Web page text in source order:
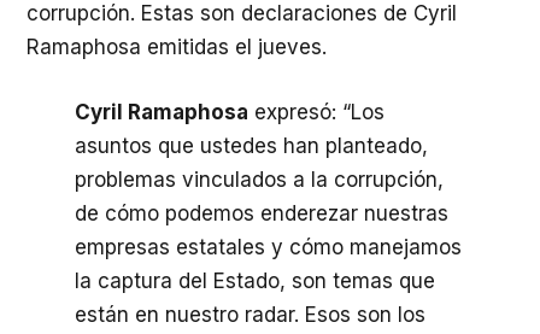
corrupción. Estas son declaraciones de Cyril
Ramaphosa emitidas el jueves.
Cyril Ramaphosa expresó: “Los
asuntos que ustedes han planteado,
problemas vinculados a la corrupción,
de cómo podemos enderezar nuestras
empresas estatales y cómo manejamos
la captura del Estado, son temas que
están en nuestro radar. Esos son los